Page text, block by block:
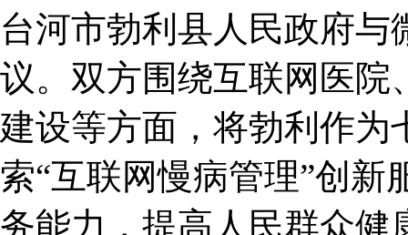
台河市勃利县人民政府
议。双方围绕互联网医院
建设等方面，将勃利作为
索“互联网慢病管理”创
务能力，提高人民群众健